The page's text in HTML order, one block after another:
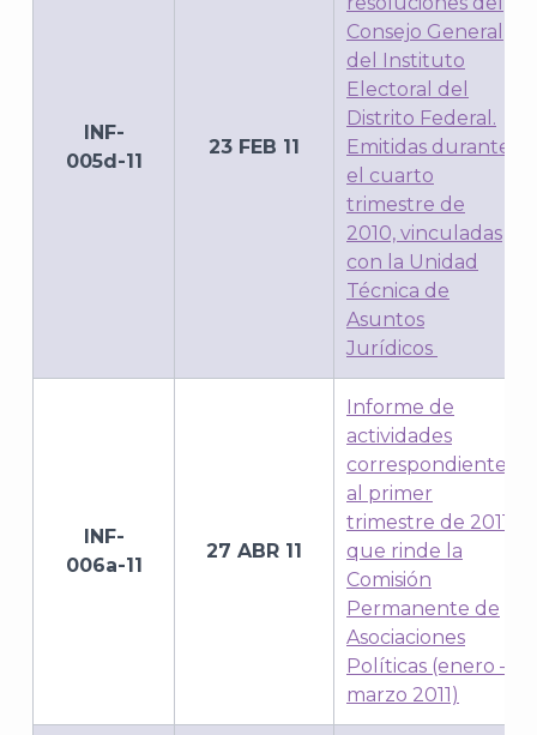
INF-
005d-11
23 FEB 11
Consejo General
del Instituto
Electoral del
Distrito Federal.
Emitidas durante
el cuarto
trimestre de
2010, vinculadas
con la Unidad
Técnica de
Asuntos
Jurídicos
INF-
006a-11
27 ABR 11
Informe de
actividades
correspondientes
al primer
trimestre de 2011,
que rinde la
Comisión
Permanente de
Asociaciones
Políticas (enero –
marzo 2011)